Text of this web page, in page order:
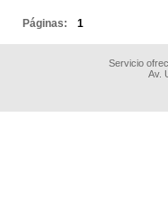
Páginas: 1
Servicio
Av.